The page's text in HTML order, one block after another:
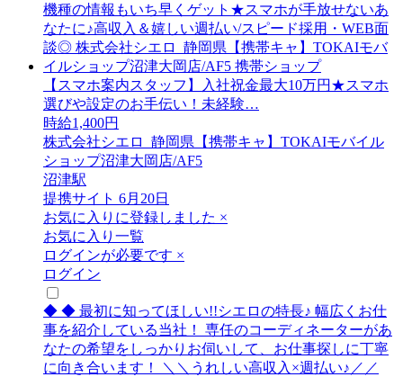
【スマホ案内スタッフ】入社祝金最大10万円★スマホ
選びや設定のお手伝い！未経験…
時給1,400円
株式会社シエロ_静岡県【携帯キャ】TOKAIモバイル
ショップ沼津大岡店/AF5
沼津駅
提携サイト 6月20日
お気に入りに登録しました ×
お気に入り一覧
ログインが必要です ×
ログイン
◆ ◆ 最初に知ってほしい!!シエロの特長♪ 幅広くお仕
事を紹介している当社！ 専任のコーディネーターがあ
なたの希望をしっかりお伺いして、お仕事探しに丁寧
に向き合います！ ＼＼うれしい高収入×週払い♪／／